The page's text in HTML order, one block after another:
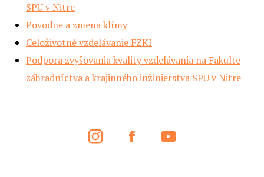
SPU v Nitre
Povodne a zmena klímy
Celoživotné vzdelávanie FZKI
Podpora zvyšovania kvality vzdelávania na Fakulte
záhradníctva a krajinného inžinierstva SPU v Nitre